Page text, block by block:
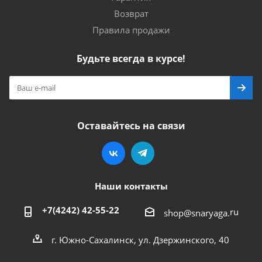
Возврат
Правила продажи
Будьте всегда в курсе!
Оставайтесь на связи
Наши контакты
+7(4242) 42-55-22 shop@snaryaga.ru
г. Южно-Сахалинск, ул. Дзержинского, 40